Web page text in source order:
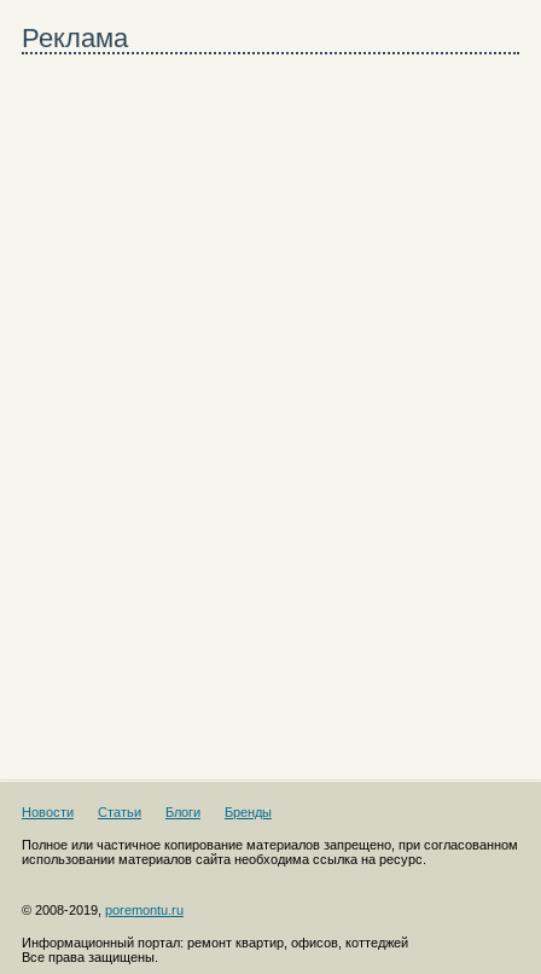
Реклама
Новости Статьи Блоги Бренды
Полное или частичное копирование материалов запрещено, при согласованном
использовании материалов сайта необходима ссылка на ресурс.
© 2008-2019, poremontu.ru
Информационный портал: ремонт квартир, офисов, коттеджей
Все права защищены.